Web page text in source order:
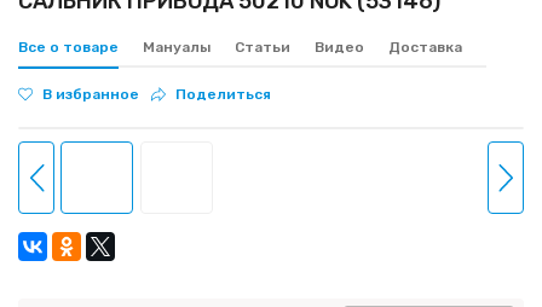
Все о товаре Мануалы Статьи Видео Доставка
В избранное Поделиться